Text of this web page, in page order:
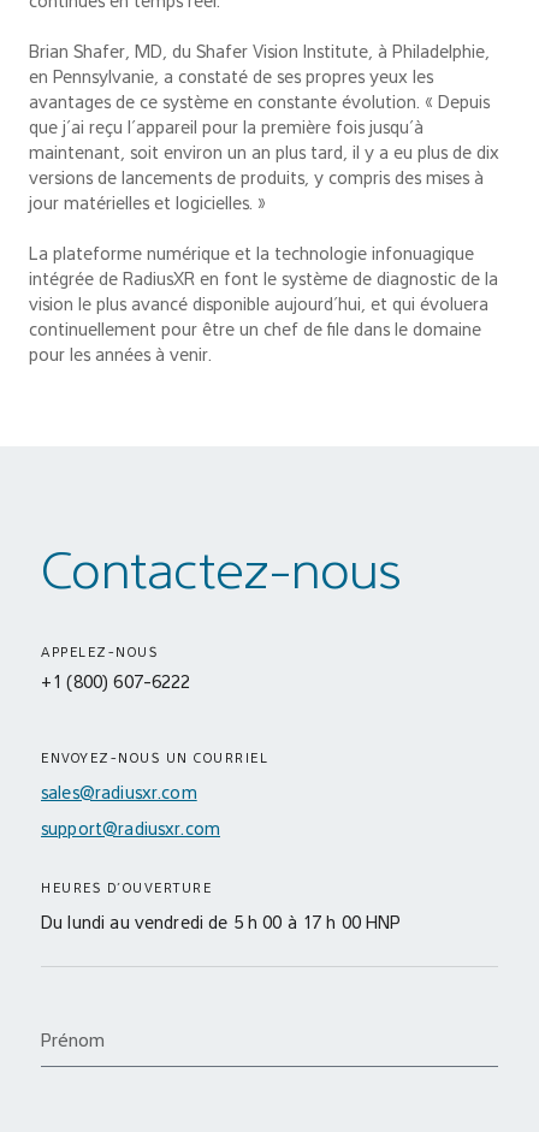
Brian Shafer, MD, du Shafer Vision Institute, à Philadelphie,
en Pennsylvanie, a constaté de ses propres yeux les
avantages de ce système en constante évolution. « Depuis
que j’ai reçu l’appareil pour la première fois jusqu’à
maintenant, soit environ un an plus tard, il y a eu plus de dix
versions de lancements de produits, y compris des mises à
jour matérielles et logicielles. »
La plateforme numérique et la technologie infonuagique
intégrée de RadiusXR en font le système de diagnostic de la
vision le plus avancé disponible aujourd’hui, et qui évoluera
continuellement pour être un chef de file dans le domaine
pour les années à venir.
Contactez-nous
APPELEZ-NOUS
+1 (800) 607-6222
ENVOYEZ-NOUS UN COURRIEL
sales@radiusxr.com
support@radiusxr.com
HEURES D’OUVERTURE
Du lundi au vendredi de 5 h 00 à 17 h 00 HNP